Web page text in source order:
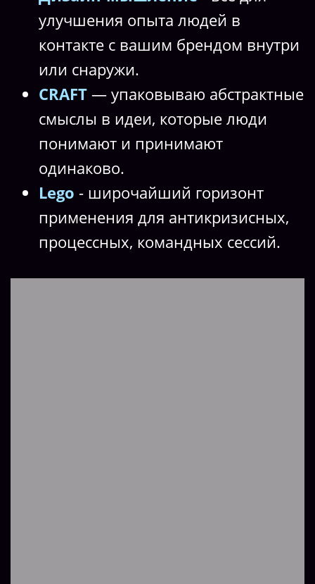
улучшения опыта людей в
контакте с вашим брендом внутри
или снаружи.
CRAFT — упаковываю абстрактные
смыслы в идеи, которые люди
понимают и принимают
одинаково.
Lego - широчайший горизонт
применения для антикризисных,
процессных, командных сессий.